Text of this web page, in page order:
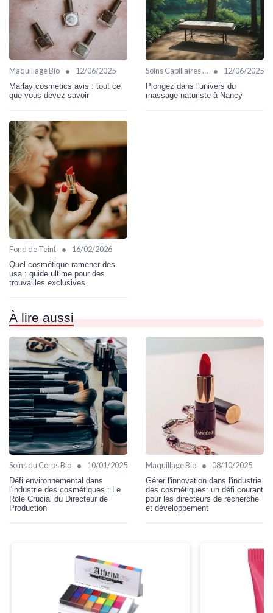
Maquillage Bio • 12/06/2025
Marlay cosmetics avis : tout ce
que vous devez savoir
Soins Capillaires Bio • 12/06/2025
Plongez dans l'univers du
massage naturiste à Nancy
Fond de Teint • 16/02/2026
Quel cosmétique ramener des
usa : guide ultime pour des
trouvailles exclusives
À lire aussi
Soins du Corps Bio • 10/01/2025
Défi environnemental dans
l'industrie des cosmétiques : Le
Role Crucial du Directeur de
Production
Maquillage Bio • 08/10/2025
Gérer l'innovation dans l'industrie
des cosmétiques: un défi courant
pour les directeurs de recherche
et développement